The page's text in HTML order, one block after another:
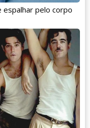
espalhar pelo corpo